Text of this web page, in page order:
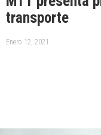
transporte
Enero 12, 2021